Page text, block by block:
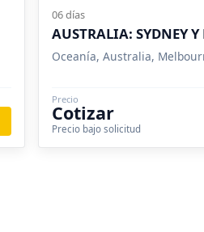
06 días
AUSTRALIA: SYDNEY
Oceanía, Australia,
Precio
Cotizar
Precio bajo solicitud